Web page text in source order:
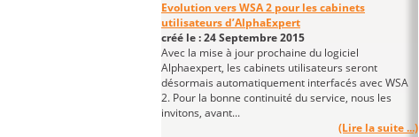
Evolution vers WSA 2 pour les cabinets
utilisateurs d’AlphaExpert
créé le : 24 Septembre 2015
Avec la mise à jour prochaine du logiciel
Alphaexpert, les cabinets utilisateurs seront
désormais automatiquement interfacés avec WSA
2. Pour la bonne continuité du service, nous les
invitons, avant...
(Lire la suite ...)